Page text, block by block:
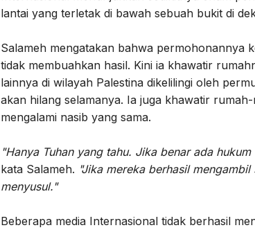
lantai yang terletak di bawah sebuah bukit di
Salameh mengatakan bahwa permohonannya
tidak membuahkan hasil. Kini ia khawatir
lainnya di wilayah Palestina dikelilingi oleh
akan hilang selamanya. Ia juga khawatir
mengalami nasib yang sama.
"Hanya Tuhan yang tahu. Jika benar ada
kata Salameh. "Jika mereka berhasil
menyusul."
Beberapa media Internasional tidak berhasil